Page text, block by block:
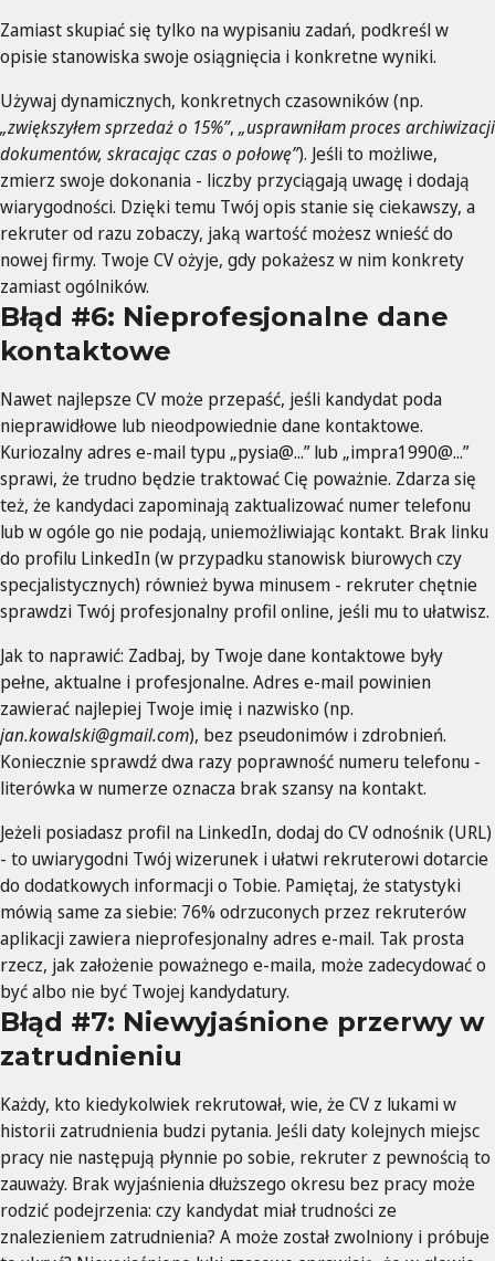
Zamiast skupiać się tylko na wypisaniu zadań, podkreśl w
opisie stanowiska swoje osiągnięcia i konkretne wyniki.
Używaj dynamicznych, konkretnych czasowników (np.
„zwiększyłem sprzedaż o 15%”, „usprawniłam proces archiwizacji
dokumentów, skracając czas o połowę”). Jeśli to możliwe,
zmierz swoje dokonania - liczby przyciągają uwagę i dodają
wiarygodności. Dzięki temu Twój opis stanie się ciekawszy, a
rekruter od razu zobaczy, jaką wartość możesz wnieść do
nowej firmy. Twoje CV ożyje, gdy pokażesz w nim konkrety
zamiast ogólników.
Błąd #6: Nieprofesjonalne dane
kontaktowe
Nawet najlepsze CV może przepaść, jeśli kandydat poda
nieprawidłowe lub nieodpowiednie dane kontaktowe.
Kuriozalny adres e-mail typu „pysia@...” lub „impra1990@...”
sprawi, że trudno będzie traktować Cię poważnie. Zdarza się
też, że kandydaci zapominają zaktualizować numer telefonu
lub w ogóle go nie podają, uniemożliwiając kontakt. Brak linku
do profilu LinkedIn (w przypadku stanowisk biurowych czy
specjalistycznych) również bywa minusem - rekruter chętnie
sprawdzi Twój profesjonalny profil online, jeśli mu to ułatwisz.
Jak to naprawić: Zadbaj, by Twoje dane kontaktowe były
pełne, aktualne i profesjonalne. Adres e-mail powinien
zawierać najlepiej Twoje imię i nazwisko (np.
jan.kowalski@gmail.com), bez pseudonimów i zdrobnień.
Koniecznie sprawdź dwa razy poprawność numeru telefonu -
literówka w numerze oznacza brak szansy na kontakt.
Jeżeli posiadasz profil na LinkedIn, dodaj do CV odnośnik (URL)
- to uwiarygodni Twój wizerunek i ułatwi rekruterowi dotarcie
do dodatkowych informacji o Tobie. Pamiętaj, że statystyki
mówią same za siebie: 76% odrzuconych przez rekruterów
aplikacji zawiera nieprofesjonalny adres e-mail. Tak prosta
rzecz, jak założenie poważnego e-maila, może zadecydować o
być albo nie być Twojej kandydatury.
Błąd #7: Niewyjaśnione przerwy w
zatrudnieniu
Każdy, kto kiedykolwiek rekrutował, wie, że CV z lukami w
historii zatrudnienia budzi pytania. Jeśli daty kolejnych miejsc
pracy nie następują płynnie po sobie, rekruter z pewnością to
zauważy. Brak wyjaśnienia dłuższego okresu bez pracy może
rodzić podejrzenia: czy kandydat miał trudności ze
znalezieniem zatrudnienia? A może został zwolniony i próbuje